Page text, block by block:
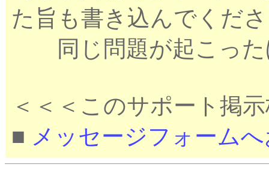
た旨も書き込んでくだ
同じ問題が起こった
＜＜＜このサポート掲
■ メッセージフォーム